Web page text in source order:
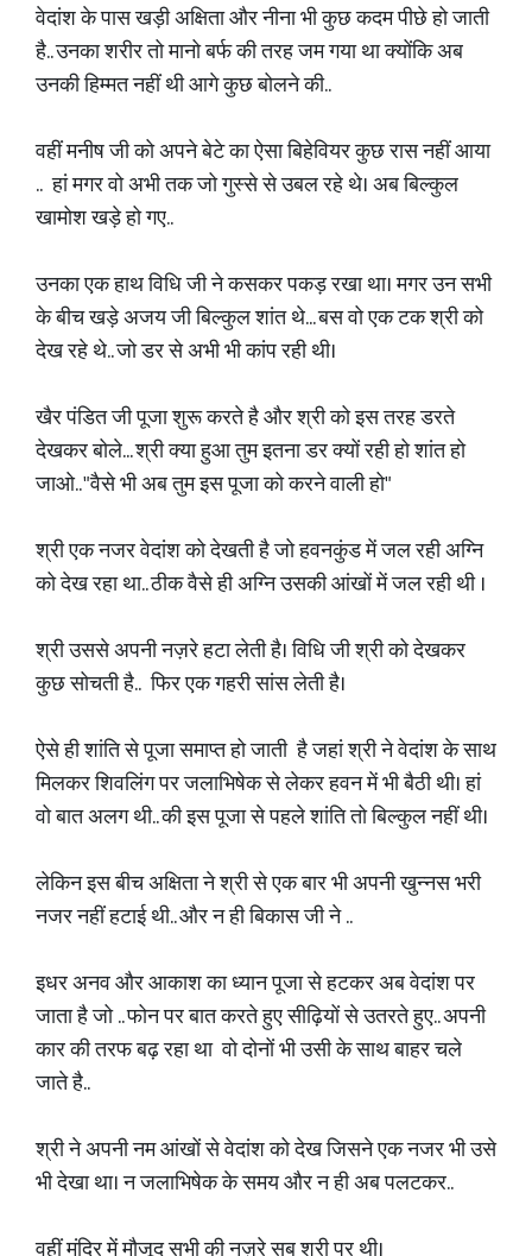
वेदांश के पास खड़ी अक्षिता और नीना भी कुछ कदम पीछे हो जाती
है.. उनका शरीर तो मानो बर्फ की तरह जम गया था क्योंकि अब
उनकी हिम्मत नहीं थी आगे कुछ बोलने की..
वहीं मनीष जी को अपने बेटे का ऐसा बिहेवियर कुछ रास नहीं आया
.. हां मगर वो अभी तक जो गुस्से से उबल रहे थे। अब बिल्कुल
खामोश खड़े हो गए..
उनका एक हाथ विधि जी ने कसकर पकड़ रखा था। मगर उन सभी
के बीच खड़े अजय जी बिल्कुल शांत थे... बस वो एक टक श्री को
देख रहे थे.. जो डर से अभी भी कांप रही थी।
खैर पंडित जी पूजा शुरू करते है और श्री को इस तरह डरते
देखकर बोले... श्री क्या हुआ तुम इतना डर क्यों रही हो शांत हो
जाओ.. "वैसे भी अब तुम इस पूजा को करने वाली हो"
श्री एक नजर वेदांश को देखती है जो हवनकुंड में जल रही अग्नि
को देख रहा था.. ठीक वैसे ही अग्नि उसकी आंखों में जल रही थी ।
श्री उससे अपनी नज़रे हटा लेती है। विधि जी श्री को देखकर
कुछ सोचती है.. फिर एक गहरी सांस लेती है।
ऐसे ही शांति से पूजा समाप्त हो जाती है जहां श्री ने वेदांश के साथ
मिलकर शिवलिंग पर जलाभिषेक से लेकर हवन में भी बैठी थी। हां
वो बात अलग थी.. की इस पूजा से पहले शांति तो बिल्कुल नहीं थी।
लेकिन इस बीच अक्षिता ने श्री से एक बार भी अपनी खुन्नस भरी
नजर नहीं हटाई थी.. और न ही बिकास जी ने ..
इधर अनव और आकाश का ध्यान पूजा से हटकर अब वेदांश पर
जाता है जो .. फोन पर बात करते हुए सीढ़ियों से उतरते हुए.. अपनी
कार की तरफ बढ़ रहा था वो दोनों भी उसी के साथ बाहर चले
जाते है..
श्री ने अपनी नम आंखों से वेदांश को देख जिसने एक नजर भी उसे
भी देखा था। न जलाभिषेक के समय और न ही अब पलटकर..